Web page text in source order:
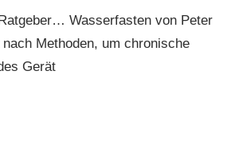
Wasserfasten von Peter
Methoden, um chronische
Gerät